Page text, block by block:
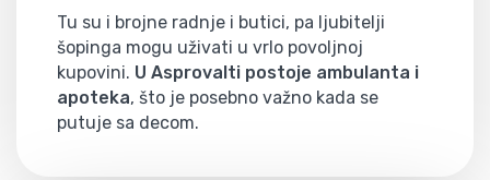
Tu su i brojne radnje i butici, pa ljubitelji
šopinga mogu uživati u vrlo povoljnoj
kupovini. U Asprovalti postoje ambulanta i
apoteka, što je posebno važno kada se
putuje sa decom.